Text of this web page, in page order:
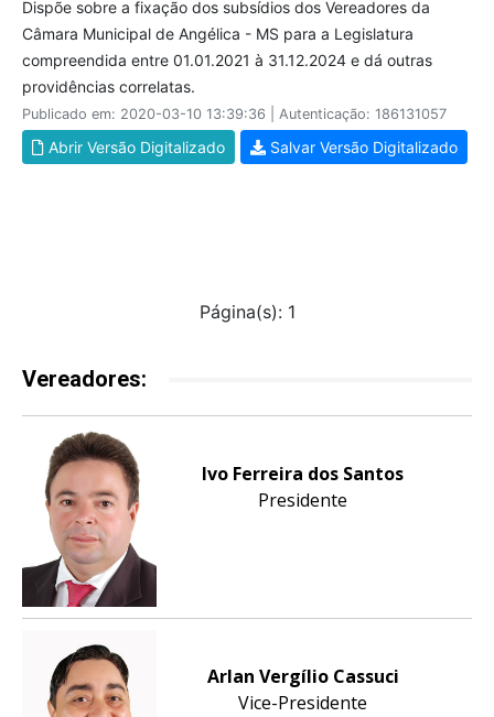
Dispõe sobre a fixação dos subsídios dos Vereadores da
Câmara Municipal de Angélica - MS para a Legislatura
compreendida entre 01.01.2021 à 31.12.2024 e dá outras
providências correlatas.
Publicado em: 2020-03-10 13:39:36 | Autenticação: 186131057
Abrir Versão Digitalizado Salvar Versão Digitalizado
Página(s): 1
Vereadores:
Ivo Ferreira dos Santos
Presidente
Arlan Vergílio Cassuci
Vice-Presidente